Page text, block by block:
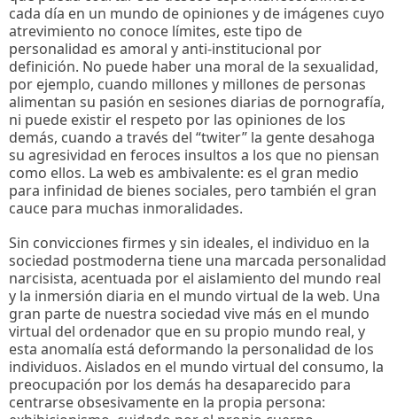
cada día en un mundo de opiniones y de imágenes cuyo
atrevimiento no conoce límites, este tipo de
personalidad es amoral y anti-institucional por
definición. No puede haber una moral de la sexualidad,
por ejemplo, cuando millones y millones de personas
alimentan su pasión en sesiones diarias de pornografía,
ni puede existir el respeto por las opiniones de los
demás, cuando a través del “twiter” la gente desahoga
su agresividad en feroces insultos a los que no piensan
como ellos. La web es ambivalente: es el gran medio
para infinidad de bienes sociales, pero también el gran
cauce para muchas inmoralidades.
Sin convicciones firmes y sin ideales, el individuo en la
sociedad postmoderna tiene una marcada personalidad
narcisista, acentuada por el aislamiento del mundo real
y la inmersión diaria en el mundo virtual de la web. Una
gran parte de nuestra sociedad vive más en el mundo
virtual del ordenador que en su propio mundo real, y
esta anomalía está deformando la personalidad de los
individuos. Aislados en el mundo virtual del consumo, la
preocupación por los demás ha desaparecido para
centrarse obsesivamente en la propia persona: